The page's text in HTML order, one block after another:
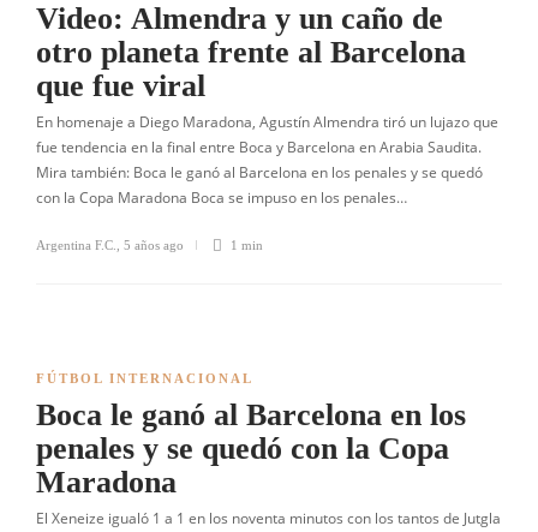
Video: Almendra y un caño de
otro planeta frente al Barcelona
que fue viral
En homenaje a Diego Maradona, Agustín Almendra tiró un lujazo que
fue tendencia en la final entre Boca y Barcelona en Arabia Saudita.
Mira también: Boca le ganó al Barcelona en los penales y se quedó
con la Copa Maradona Boca se impuso en los penales…
Argentina F.C. 5 años ago 1 min
FÚTBOL INTERNACIONAL
Boca le ganó al Barcelona en los
penales y se quedó con la Copa
Maradona
El Xeneize igualó 1 a 1 en los noventa minutos con los tantos de Jutgla